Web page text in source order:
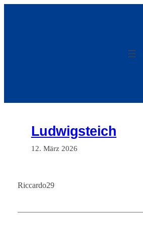
Ludwigsteich
12. März 2026
Riccardo29